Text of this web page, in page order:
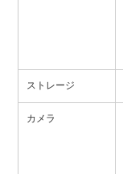
ストレージ
カメラ